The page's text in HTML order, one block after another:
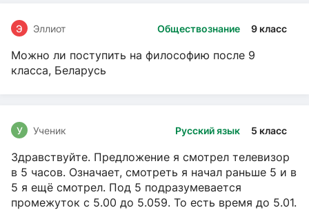
Обществознание 9 класс
Э Эллиот
Можно ли поступить на философию после 9
класса, Беларусь
Русский язык 5 класс
У Ученик
Здравствуйте. Предложение я смотрел телевизор
в 5 часов. Означает, смотреть я начал раньше 5 и в
5 я ещё смотрел. Под 5 подразумевается
промежуток с 5.00 до 5.059. То есть время до 5.01.